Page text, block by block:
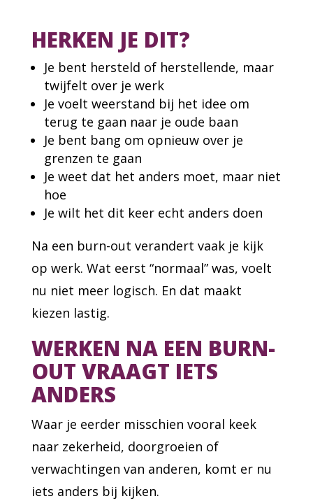
HERKEN JE DIT?
Je bent hersteld of herstellende, maar
twijfelt over je werk
Je voelt weerstand bij het idee om
terug te gaan naar je oude baan
Je bent bang om opnieuw over je
grenzen te gaan
Je weet dat het anders moet, maar niet
hoe
Je wilt het dit keer echt anders doen
Na een burn-out verandert vaak je kijk
op werk. Wat eerst “normaal” was, voelt
nu niet meer logisch. En dat maakt
kiezen lastig.
WERKEN NA EEN BURN-
OUT VRAAGT IETS
ANDERS
Waar je eerder misschien vooral keek
naar zekerheid, doorgroeien of
verwachtingen van anderen, komt er nu
iets anders bij kijken.